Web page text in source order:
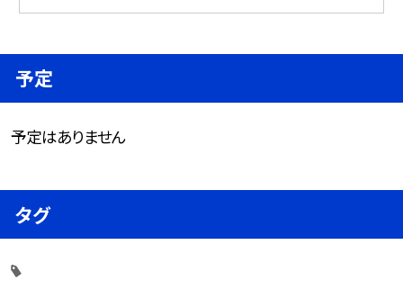
予定
予定はありません
タグ